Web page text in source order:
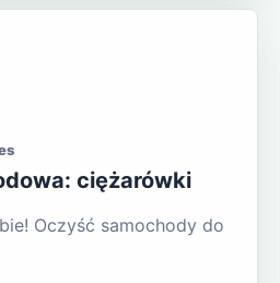
ciężarówki
Oczyść samochody do